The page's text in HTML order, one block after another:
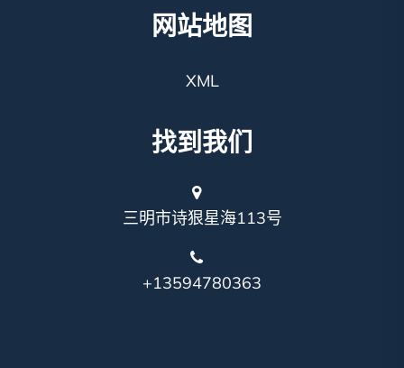
网站地图
XML
找到我们
三明市诗狠星海113号
+13594780363